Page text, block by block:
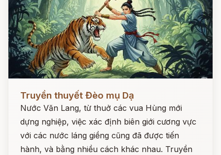
Đọc ngay
Truyền thuyết Đèo mụ Dạ
Nước Văn Lang, từ thuở các vua Hùng mới
dựng nghiệp, việc xác định biên giới cương vực
với các nước láng giềng cũng đã được tiến
hành, và bằng nhiều cách khác nhau. Truyền